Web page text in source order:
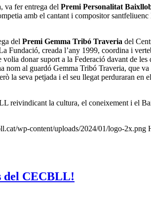
va fer entrega del Premi Personalitat
amb el cantant i compositor
del Premi Gemma Tribó Traveria del
Fundació, creada l’any 1999, coordina i
donar suport a la Federació davant de les
nom al guardó Gemma Tribó Traveria, que
la seva petjada i el seu llegat perduraran en
reivindicant la cultura, el coneixement i el
wp-content/uploads/2024/01/logo-2x.png
del CECBLL!